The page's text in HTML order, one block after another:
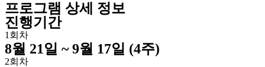
프로그램 상세 정보
진행기간
1회차
8월 21일 ~ 9월 17일 (4주)
2회차